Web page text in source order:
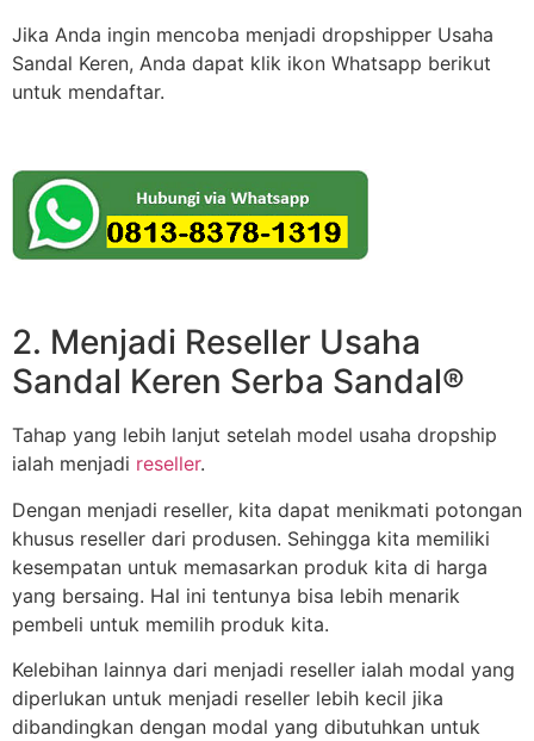
Jika Anda ingin mencoba menjadi dropshipper Usaha
Sandal Keren, Anda dapat klik ikon Whatsapp berikut
untuk mendaftar.
2. Menjadi Reseller Usaha
Sandal Keren Serba Sandal®
Tahap yang lebih lanjut setelah model usaha dropship
ialah menjadi reseller.
Dengan menjadi reseller, kita dapat menikmati potongan
khusus reseller dari produsen. Sehingga kita memiliki
kesempatan untuk memasarkan produk kita di harga
yang bersaing. Hal ini tentunya bisa lebih menarik
pembeli untuk memilih produk kita.
Kelebihan lainnya dari menjadi reseller ialah modal yang
diperlukan untuk menjadi reseller lebih kecil jika
dibandingkan dengan modal yang dibutuhkan untuk